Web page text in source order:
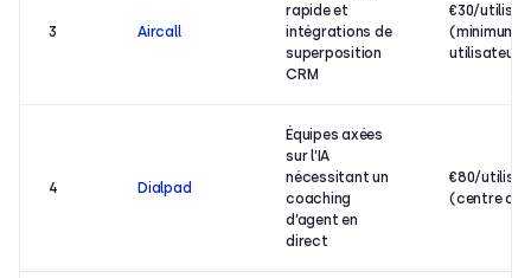
3 Aircall
rapide et
intégrations de
superposition
CRM
€30/
(minimum 3
4 Dialpad
Équipes axées
sur l’IA
nécessitant un
coaching
d’agent en
direct
€80/
(centre de